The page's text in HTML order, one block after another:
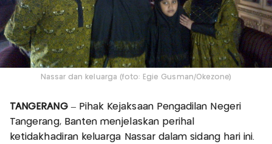
Nassar dan keluarga (foto: Egie Gusman/Okezone)
TANGERANG– Pihak Kejaksaan Pengadilan Negeri
Tangerang, Banten menjelaskan perihal
ketidakhadiran keluarga Nassar dalam sidang hari ini.